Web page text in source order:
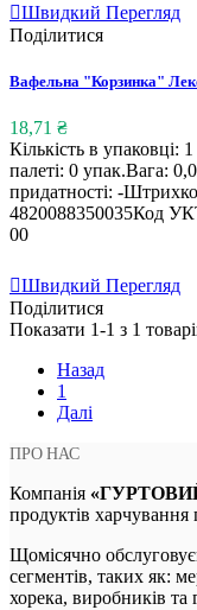
Швидкий Перегляд
Поділитися
Вафельна "Корзинка"
18,71 ₴
Кількість в упаковці:
палеті: 0 упак.Вага:
придатності: -
4820088350035Код
00
Швидкий Перегляд
Поділитися
Показати 1-1 з 1
Назад
1
Далі
ПРО НАС
Компанія
продуктів харчування
Щомісячно
сегментів, таких як:
хорека, виробників та